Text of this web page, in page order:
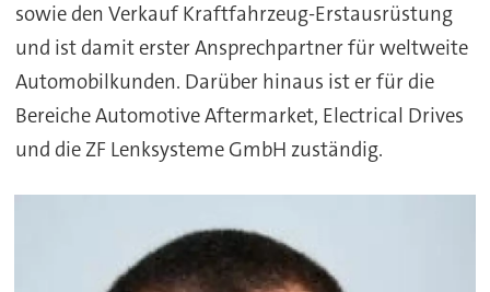
sowie den Verkauf Kraftfahrzeug-Erstausrüstung
und ist damit erster Ansprechpartner für weltweite
Automobilkunden. Darüber hinaus ist er für die
Bereiche Automotive Aftermarket, Electrical Drives
und die ZF Lenksysteme GmbH zuständig.